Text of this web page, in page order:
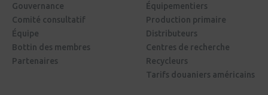
Gouvernance
Comité consultatif
Équipe
Bottin des membres
Partenaires
Équipementiers
Production primaire
Distributeurs
Centres de recherche
Recycleurs
Tarifs douaniers américains